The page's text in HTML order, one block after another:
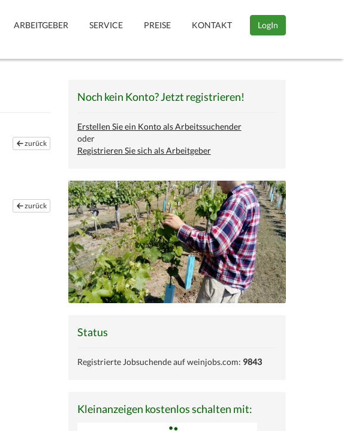
ARBEITGEBER SERVICE PREISE KONTAKT LogIn
zurück
zurück
Noch kein Konto? Jetzt registrieren!
Erstellen Sie ein Konto als Arbeitssuchender
oder
Registrieren Sie sich als Arbeitgeber
Status
Registrierte Jobsuchende auf weinjobs.com: 9843
Kleinanzeigen kostenlos schalten mit: